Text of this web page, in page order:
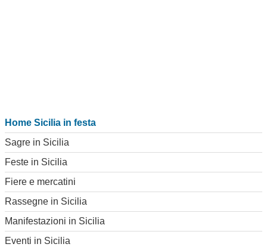
Home Sicilia in festa
Sagre in Sicilia
Feste in Sicilia
Fiere e mercatini
Rassegne in Sicilia
Manifestazioni in Sicilia
Eventi in Sicilia